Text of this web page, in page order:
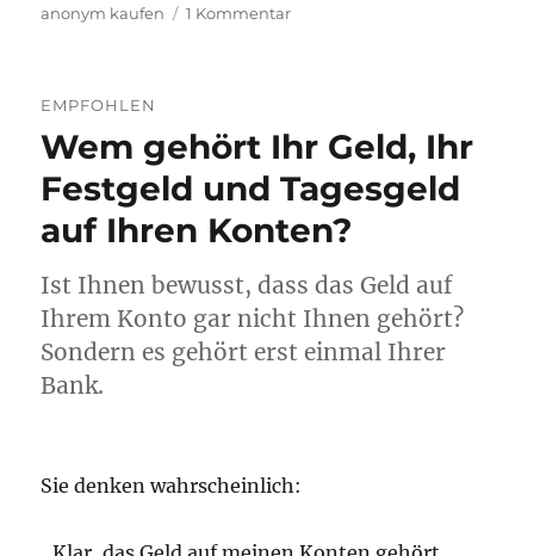
anonym kaufen
1 Kommentarzu
Gold
und
Silber
einkaufen
können
was
haben
Schlümpfe
tun?
EMPFOHLEN
Wem gehört Ihr Geld, Ihr
Festgeld und Tagesgeld
auf Ihren Konten?
Ist Ihnen bewusst, dass das Geld auf
Ihrem Konto gar nicht Ihnen gehört?
Sondern es gehört erst einmal Ihrer
Bank.
Sie denken wahrscheinlich: